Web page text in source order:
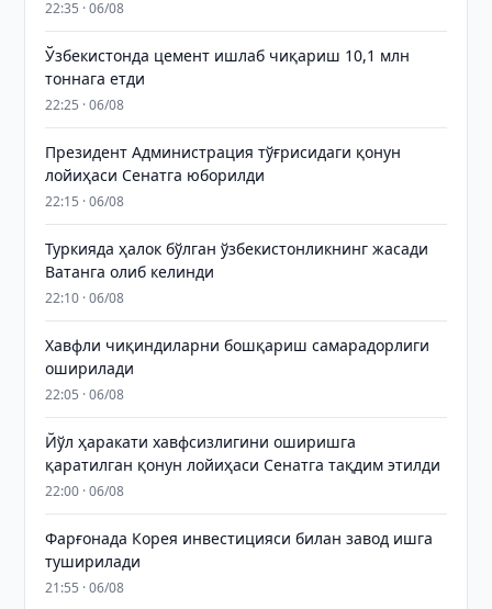
22:35 · 06/08
Ўзбекистонда цемент ишлаб чиқариш 10,1 млн
тоннага етди
22:25 · 06/08
Президент Администрация тўғрисидаги қонун
лойиҳаси Сенатга юборилди
22:15 · 06/08
Туркияда ҳалок бўлган ўзбекистонликнинг жасади
Ватанга олиб келинди
22:10 · 06/08
Хавфли чиқиндиларни бошқариш самарадорлиги
оширилади
22:05 · 06/08
Йўл ҳаракати хавфсизлигини оширишга
қаратилган қонун лойиҳаси Сенатга тақдим этилди
22:00 · 06/08
Фарғонада Корея инвестицияси билан завод ишга
туширилади
21:55 · 06/08